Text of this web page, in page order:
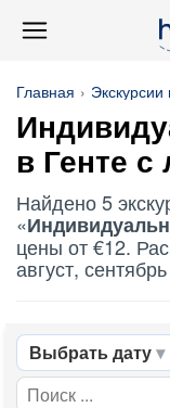
Главная Экскурсии
в Генте
Найдено 5
«
цены от €12.
август,
Выбрать дату